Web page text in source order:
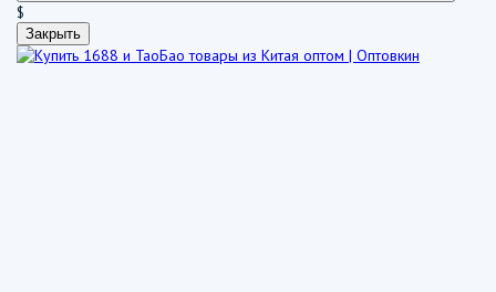
$
Закрыть